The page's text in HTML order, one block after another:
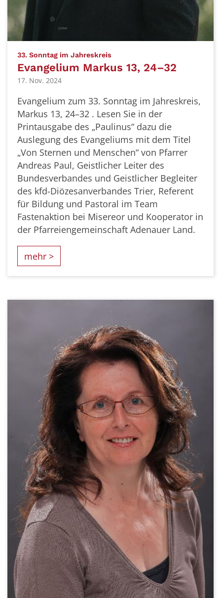
33. Sonntag im Jahreskreis
Evangelium Markus 13, 24–32
17. Nov. 2024
Evangelium zum 33. Sonntag im Jahreskreis,
Markus 13, 24–32 . Lesen Sie in der
Printausgabe des „Paulinus“ dazu die
Auslegung des Evangeliums mit dem Titel
„Von Sternen und Menschen“ von Pfarrer
Andreas Paul, Geistlicher Leiter des
Bundesverbandes und Geistlicher Begleiter
des kfd-Diözesanverbandes Trier, Referent
für Bildung und Pastoral im Team
Fastenaktion bei Misereor und Kooperator in
der Pfarreiengemeinschaft Adenauer Land.
mehr >